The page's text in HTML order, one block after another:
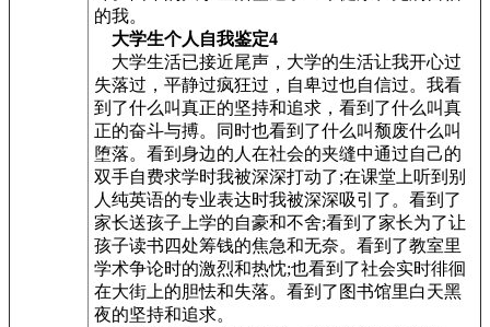
的我。
大学生个人自我鉴定4
大学生活已接近尾声，大学的生活让我开心过
失落过，平静过疯狂过，自卑过也自信过。我看
到了什么叫真正的坚持和追求，看到了什么叫真
正的奋斗与搏。同时也看到了什么叫颓废什么叫
堕落。看到身边的人在社会的夹缝中通过自己的
双手自费求学时我被深深打动了;在课堂上听到别
人纯英语的专业表达时我被深深吸引了。看到了
家长送孩子上学的自豪和不舍;看到了家长为了让
孩子读书四处筹钱的焦急和无奈。看到了教室里
学术争论时的激烈和热忱;也看到了社会实时徘徊
在大街上的胆怯和失落。看到了图书馆里白天黑
夜的坚持和追求。